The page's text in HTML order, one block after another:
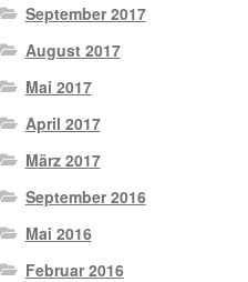
September 2017
August 2017
Mai 2017
April 2017
März 2017
September 2016
Mai 2016
Februar 2016